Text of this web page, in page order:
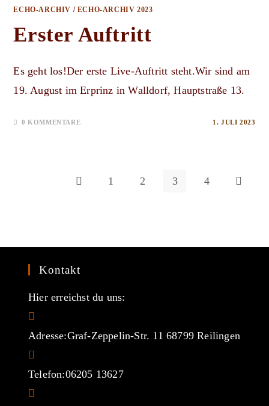
ECHO-ARCHIV / ECHO-ARCHIV 2023
Erster Auftritt
Es geht los!Der erste Live-Auftritt steht.Wir sind am
19. August im Erprinz in Walldorf, Hauptstraße 13.
0 KOMMENTARE 1. JULI 2023
Zur vorherigen Seite
1 2 3 4
Kontakt
Hier erreichst du uns:
Adresse:Graf-Zeppelin-Str. 11 68799 Reilingen
Telefon:06205 13627